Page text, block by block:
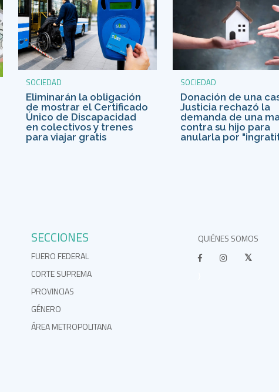
SOCIEDAD
Eliminarán la obligación
de mostrar el Certificado
Único de Discapacidad
en colectivos y trenes
para viajar gratis
SOCIEDAD
Donación de una
Justicia rechazó la
demanda de una
contra su hijo para
anularla por
SECCIONES
FUERO FEDERAL
CORTE SUPREMA
PROVINCIAS
GÉNERO
ÁREA METROPOLITANA
QUIÉNES SOMOS